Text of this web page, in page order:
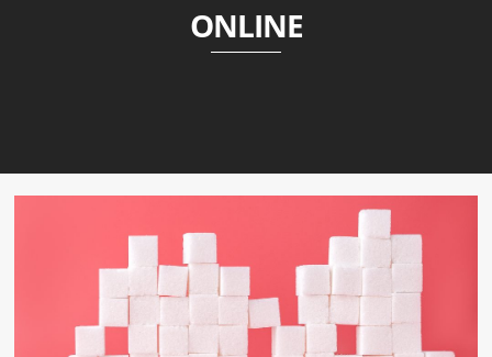
ONLINE